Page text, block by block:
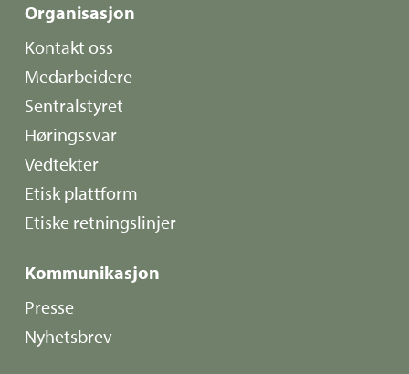
Organisasjon
Kontakt oss
Medarbeidere
Sentralstyret
Høringssvar
Vedtekter
Etisk plattform
Etiske retningslinjer
Kommunikasjon
Presse
Nyhetsbrev